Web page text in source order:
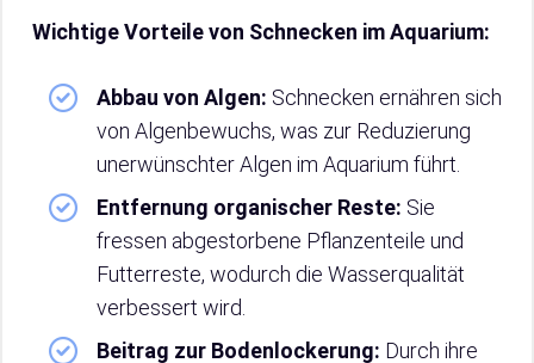
Wichtige Vorteile von Schnecken im Aquarium:
Abbau von Algen: Schnecken ernähren sich
von Algenbewuchs, was zur Reduzierung
unerwünschter Algen im Aquarium führt.
Entfernung organischer Reste: Sie
fressen abgestorbene Pflanzenteile und
Futterreste, wodurch die Wasserqualität
verbessert wird.
Beitrag zur Bodenlockerung: Durch ihre